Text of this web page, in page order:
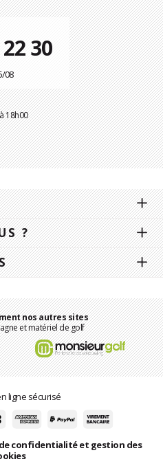
30
08
18h00
?
nos autres sites
et matériel de golf
ligne sécurisé
confidentialité et gestion des